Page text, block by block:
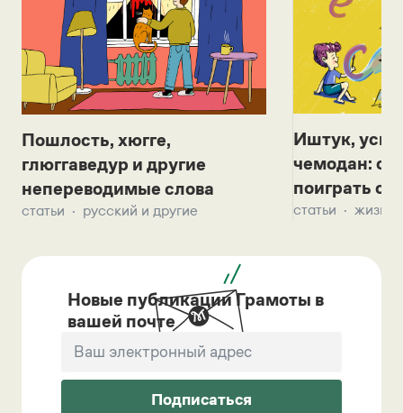
Пошлость, хюгге,
глюггаведур и другие
непереводимые слова
статьи русский и другие
Иштук,
чемодан:
поиграть с
статьи жизнь
Новые публикации Грамоты в
вашей почте
Подписаться